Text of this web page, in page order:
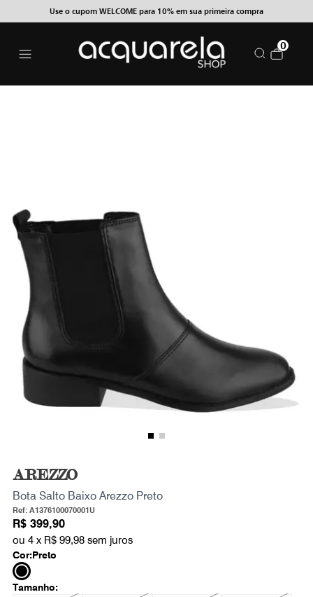
Use o cupom WELCOME para 10% em sua primeira compra
0
AREZZO
Bota Salto Baixo Arezzo Preto
Ref: A1376100070001U
R$ 399,90
ou 4 x R$ 99,98 sem juros
Cor:Preto
Tamanho: